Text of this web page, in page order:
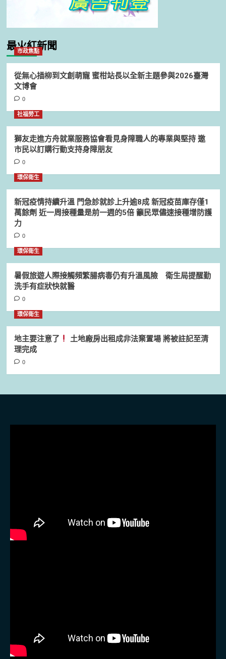
最火紅新聞
市政焦點
從無心插柳到文創萌寵 蜜柑站長以全新主題參與2026臺灣
文博會
0
社福勞工
獅友走進方舟就業服務協會看見身障職人的專業與堅持 邀
市民以訂購行動支持身障朋友
0
環保衛生
新冠疫情持續升溫 門急診就診上升逾8成 新冠疫苗庫存僅1
萬餘劑 近一周接種量是前一週的5倍 籲民眾儘速接種增防護
力
0
環保衛生
暑假旅遊人際接觸頻繁腸病毒仍有升溫風險 衛生局提醒勤
洗手有症狀快就醫
0
環保衛生
地主要注意了
土地廠房出租成非法棄置場 將被註記至清
理完成
0